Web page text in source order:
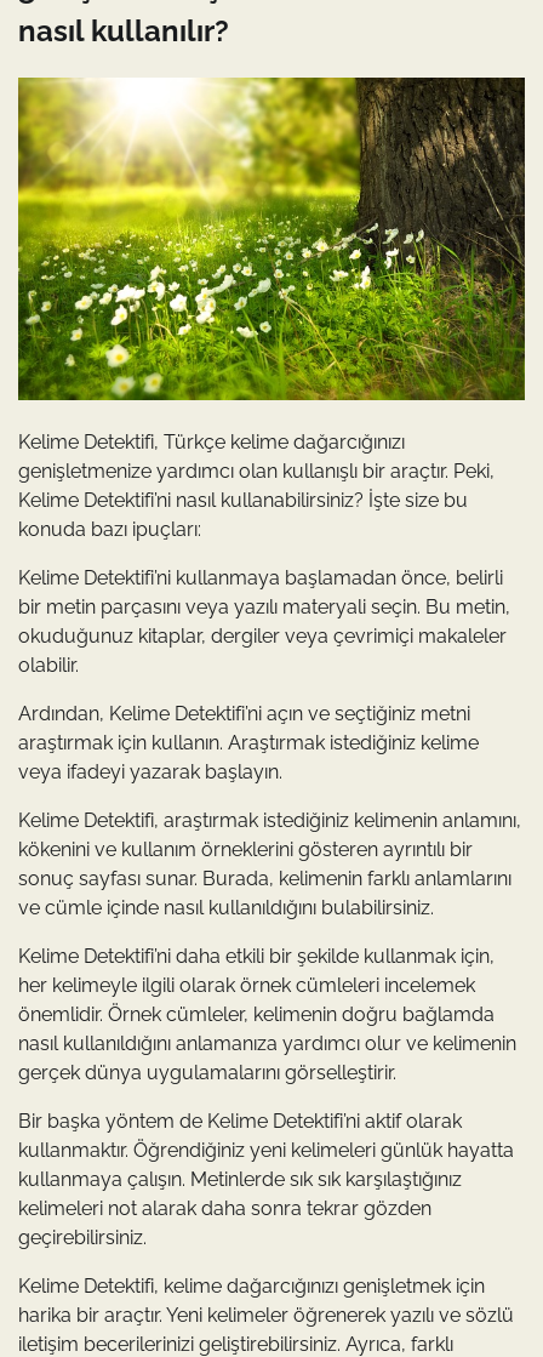
nasıl kullanılır?
Kelime Detektifi, Türkçe kelime dağarcığınızı
genişletmenize yardımcı olan kullanışlı bir araçtır. Peki,
Kelime Detektifi’ni nasıl kullanabilirsiniz? İşte size bu
konuda bazı ipuçları:
Kelime Detektifi’ni kullanmaya başlamadan önce, belirli
bir metin parçasını veya yazılı materyali seçin. Bu metin,
okuduğunuz kitaplar, dergiler veya çevrimiçi makaleler
olabilir.
Ardından, Kelime Detektifi’ni açın ve seçtiğiniz metni
araştırmak için kullanın. Araştırmak istediğiniz kelime
veya ifadeyi yazarak başlayın.
Kelime Detektifi, araştırmak istediğiniz kelimenin anlamını,
kökenini ve kullanım örneklerini gösteren ayrıntılı bir
sonuç sayfası sunar. Burada, kelimenin farklı anlamlarını
ve cümle içinde nasıl kullanıldığını bulabilirsiniz.
Kelime Detektifi’ni daha etkili bir şekilde kullanmak için,
her kelimeyle ilgili olarak örnek cümleleri incelemek
önemlidir. Örnek cümleler, kelimenin doğru bağlamda
nasıl kullanıldığını anlamanıza yardımcı olur ve kelimenin
gerçek dünya uygulamalarını görselleştirir.
Bir başka yöntem de Kelime Detektifi’ni aktif olarak
kullanmaktır. Öğrendiğiniz yeni kelimeleri günlük hayatta
kullanmaya çalışın. Metinlerde sık sık karşılaştığınız
kelimeleri not alarak daha sonra tekrar gözden
geçirebilirsiniz.
Kelime Detektifi, kelime dağarcığınızı genişletmek için
harika bir araçtır. Yeni kelimeler öğrenerek yazılı ve sözlü
iletişim becerilerinizi geliştirebilirsiniz. Ayrıca, farklı